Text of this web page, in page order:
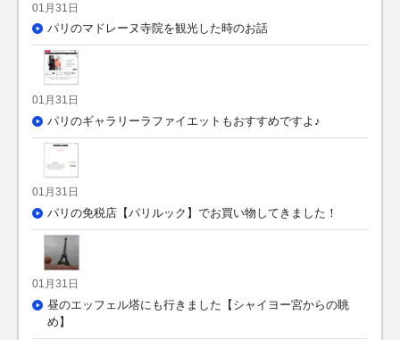
01月31日
パリのマドレーヌ寺院を観光した時のお話
01月31日
パリのギャラリーラファイエットもおすすめですよ♪
01月31日
パリの免税店【パリルック】でお買い物してきました！
01月31日
昼のエッフェル塔にも行きました【シャイヨー宮からの眺
め】